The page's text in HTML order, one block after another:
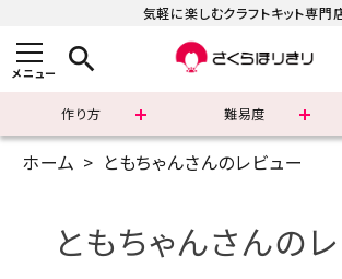
気軽に楽しむクラフトキット専門
メニュー search
作り方 難易度
まずはこちら
ホーム ともちゃんさんのレビュー
ともちゃんさんの